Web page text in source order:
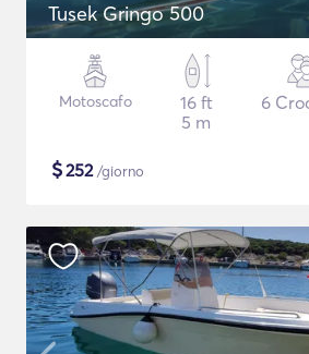
Tusek Gringo 500
Motoscafo
16 ft
5 m
6
$252/giorno